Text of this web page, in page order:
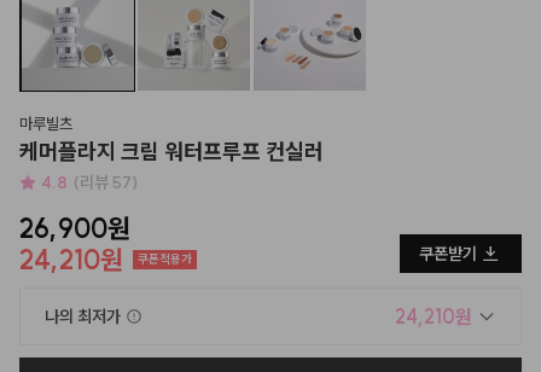
마루빌츠
케머플라지 크림 워터프루프 컨실러
4.8 (리뷰 57)
26,900원
24,210원
쿠폰적용가 쿠폰받기
나의 최저가 24,210원